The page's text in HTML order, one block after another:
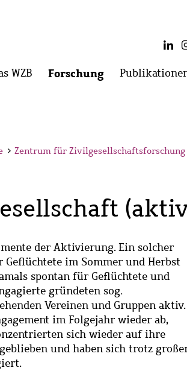
WZB Menü
Forschung Menü
> Zentrum für Zivilgesellschaftsforschung
der Aktivierung. Ein solcher
im Sommer und Herbst
spontan für Geflüchtete und
gründeten sog.
Vereinen und Gruppen aktiv.
im Folgejahr wieder ab,
sich wieder auf ihre
und haben sich trotz